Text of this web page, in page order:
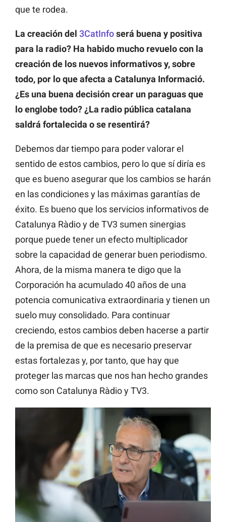
que te rodea.
La creación del 3CatInfoserá buena y positiva
para la radio? Ha habido mucho revuelo con la
creación de los nuevos informativos y, sobre
todo, por lo que afecta a Catalunya Informació.
¿Es una buena decisión crear un paraguas que
lo englobe todo? ¿La radio pública catalana
saldrá fortalecida o se resentirá?
Debemos dar tiempo para poder valorar el
sentido de estos cambios, pero lo que sí diría es
que es bueno asegurar que los cambios se harán
en las condiciones y las máximas garantías de
éxito. Es bueno que los servicios informativos de
Catalunya Ràdio y de TV3 sumen sinergias
porque puede tener un efecto multiplicador
sobre la capacidad de generar buen periodismo.
Ahora, de la misma manera te digo que la
Corporación ha acumulado 40 años de una
potencia comunicativa extraordinaria y tienen un
suelo muy consolidado. Para continuar
creciendo, estos cambios deben hacerse a partir
de la premisa de que es necesario preservar
estas fortalezas y, por tanto, que hay que
proteger las marcas que nos han hecho grandes
como son Catalunya Ràdio y TV3.